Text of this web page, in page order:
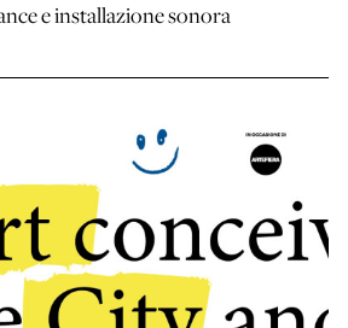
e installazione sonora